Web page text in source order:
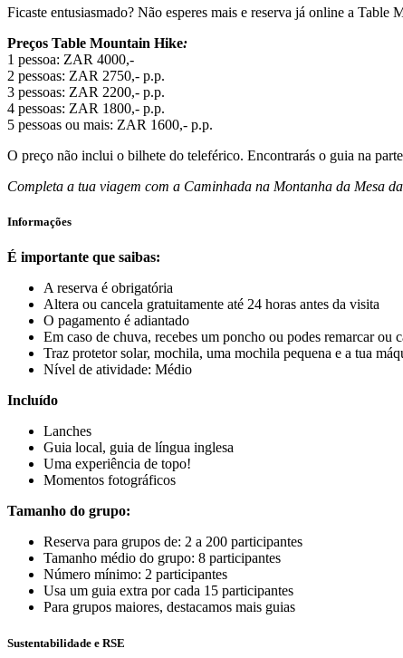
Ficaste entusiasmado? Não esperes mais e reserva já online a
Preços Table Mountain Hike:
1 pessoa: ZAR 4000,-
2 pessoas: ZAR 2750,- p.p.
3 pessoas: ZAR 2200,- p.p.
4 pessoas: ZAR 1800,- p.p.
5 pessoas ou mais: ZAR 1600,- p.p.
O preço não inclui o bilhete do teleférico. Encontrarás o guia na
Completa a tua viagem com a Caminhada na Montanha da Mesa
Informações
É importante que saibas:
A reserva é obrigatória
Altera ou cancela gratuitamente até 24 horas antes da visita
O pagamento é adiantado
Em caso de chuva, recebes um poncho ou podes remarcar ou
Traz protetor solar, mochila, uma mochila pequena e a tua
Nível de atividade: Médio
Incluído
Lanches
Guia local, guia de língua inglesa
Uma experiência de topo!
Momentos fotográficos
Tamanho do grupo:
Reserva para grupos de: 2 a 200 participantes
Tamanho médio do grupo: 8 participantes
Número mínimo: 2 participantes
Usa um guia extra por cada 15 participantes
Para grupos maiores, destacamos mais guias
Sustentabilidade e RSE